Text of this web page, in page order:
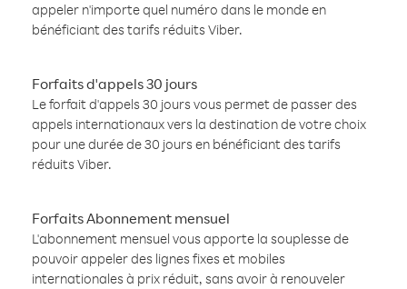
appeler n'importe quel numéro dans le monde en
bénéficiant des tarifs réduits Viber.
Forfaits d'appels 30 jours
Le forfait d'appels 30 jours vous permet de passer des
appels internationaux vers la destination de votre choix
pour une durée de 30 jours en bénéficiant des tarifs
réduits Viber.
Forfaits Abonnement mensuel
L'abonnement mensuel vous apporte la souplesse de
pouvoir appeler des lignes fixes et mobiles
internationales à prix réduit, sans avoir à renouveler